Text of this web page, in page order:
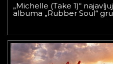
„Michelle (Take 1)“
albuma „Rubber Soul“